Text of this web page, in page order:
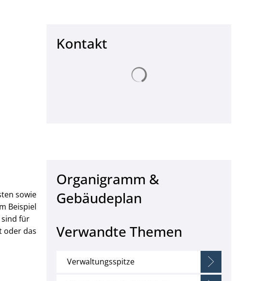
Kontakt
sowie
Beispiel
sind für
oder das
Organigramm &
Gebäudeplan
Verwandte Themen
Verwaltungsspitze